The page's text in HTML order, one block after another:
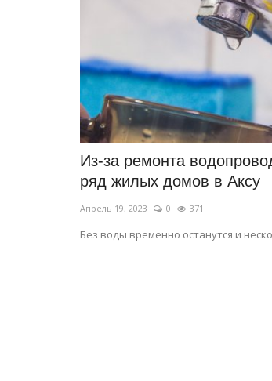
Из-за ремонта
ряд жилых домов в Аксу
Апрель 19, 2023 0 371
Без воды временно останутся и